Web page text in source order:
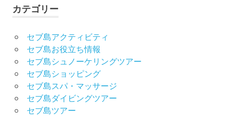
カテゴリー
セブ島アクティビティ
セブ島お役立ち情報
セブ島シュノーケリングツアー
セブ島ショッピング
セブ島スパ・マッサージ
セブ島ダイビングツアー
セブ島ツアー